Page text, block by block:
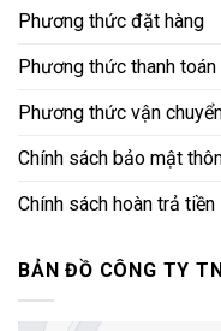
Phương thức đặt hàng
Phương thức thanh toán
Phương thức vận
Chính sách bảo mật
Chính sách hoàn trả tiền
BẢN ĐỒ CÔNG TY